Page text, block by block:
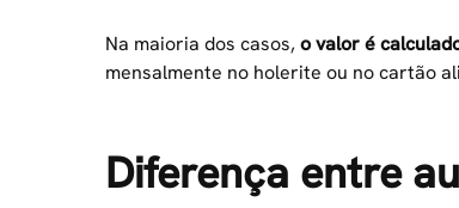
Na maioria dos casos,o valor é
mensalmente no holerite ou no cartão
Diferença entre